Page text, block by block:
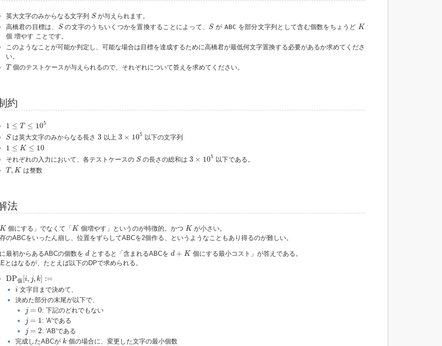
英大文字のみからなる文字列 S
Sが与えられます。
高橋君の目標は、
S
Sの文字のうちいくつかを置換することによって、 S
Sが ABC を部分文字列として含む個数をちょうど K
K
個 増やす ことです。
このようなことが可能か判定し、可能な場合は目標を達成するために高橋君が最低何文字置換する必要があるか求めてくださ
い。
T
T個のテストケースが与えられるので、それぞれについて答えを求めてください。
約
1 ≤ T ≤ 105
≤10
S
Sは英大文字のみからなる長さ 3
3 以上 3 × 105
3 5
以下の文字列
1 ≤ K ≤ 10
1 K ≤10
それぞれの入力において、各テストケースの S
Sの長さの総和は 3 × 105
3 5
以下である。
T , K
T,K は整数
法
K
K 個にする」でなくて「 K
K 個増やす」というのが特徴的。かつ K
K が小さい。
のABCをいったん崩し、位置をずらしてABCを2個作る、というようなこともあり得るのが難しい。
最初からあるABCの個数を dd とすると「含まれるABCをd + K
d +K
個にする最小コスト」が答えである。
とはなるが、たとえば以下のDPで求められる。
DP仮 [i, j,k] :=
DP仮[i, k ]:=
i 文字目まで決めて、
決めた部分の末尾が以下で、
j = 0
= : 下記のどれでもない
j = 1
j= : 'A'である
j = 2
j=
: 'AB'である
完成したABCが k
k 個の場合に、変更した文字の最小個数